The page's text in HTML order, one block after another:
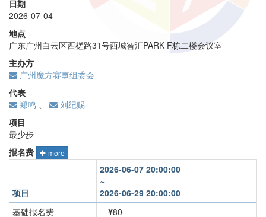
日期
2026-07-04
地点
广东广州白云区西槎路31号西城智汇PARK F栋二楼会议室
主办方
广州魔方赛事组委会
代表
郑鸣
刘纪赐
项目
最少步
报名费
more
项目
2026-06-07 20:00:00
~
2026-06-29 20:00:00
基础报名费
80